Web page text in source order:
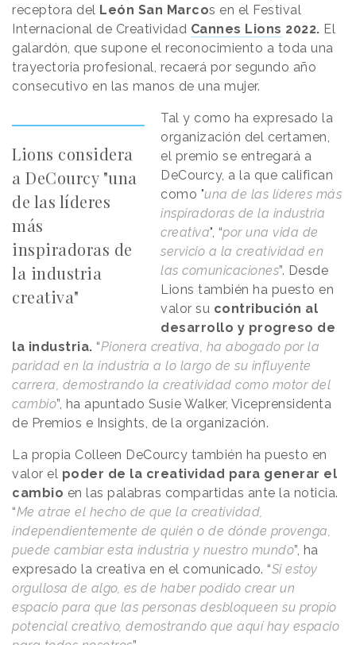
receptora del León San Marcos en el Festival
Internacional de Creatividad Cannes Lions 2022. El
galardón, que supone el reconocimiento a toda una
trayectoria profesional, recaerá por segundo año
consecutivo en las manos de una mujer.
Lions considera
a DeCourcy "una
de las líderes
más
inspiradoras de
la industria
creativa"
Tal y como ha expresado la
organización del certamen,
el premio se entregará a
DeCourcy, a la que califican
como "una de las líderes más
inspiradoras de la industria
creativa", “por una vida de
servicio a la creatividad en
las comunicaciones”. Desde
Lions también ha puesto en
valor su contribución al
desarrollo y progreso de
la industria. “Pionera creativa, ha abogado por la
paridad en la industria a lo largo de su influyente
carrera, demostrando la creatividad como motor del
cambio”, ha apuntado Susie Walker, Viceprensidenta
de Premios e Insights, de la organización.
La propia Colleen DeCourcy también ha puesto en
valor el poder de la creatividad para generar el
cambio en las palabras compartidas ante la noticia.
“Me atrae el hecho de que la creatividad,
independientemente de quién o de dónde provenga,
puede cambiar esta industria y nuestro mundo”, ha
expresado la creativa en el comunicado. “Si estoy
orgullosa de algo, es de haber podido crear un
espacio para que las personas desbloqueen su propio
potencial creativo, demostrando que aquí hay espacio